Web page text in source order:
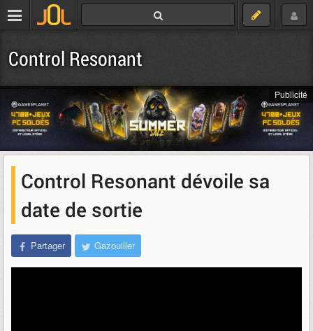
Control Resonant
Publicité
Control Resonant dévoile sa
date de sortie
Partager Gazouiller